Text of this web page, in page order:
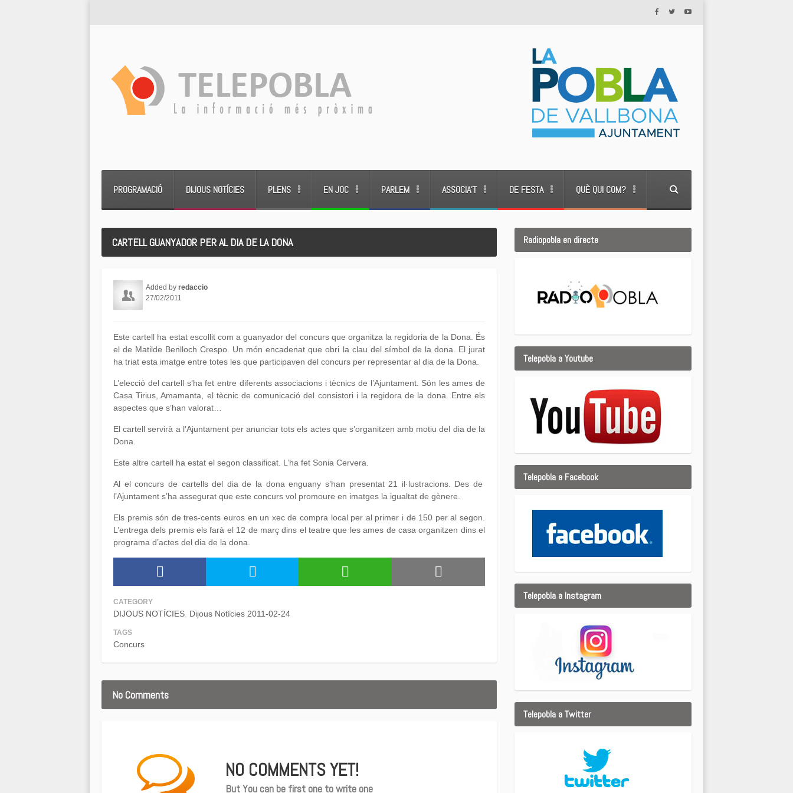
PROGRAMACIÓ DIJOUS NOTÍCIES PLENS EN JOC PARLEM ASSOCIA’T DE FESTA QUÈ QUI COM?
CARTELL GUANYADOR PER AL DIA DE LA DONA
Added by redaccio
27/02/2011
Este cartell ha estat escollit com a guanyador del concurs que organitza la regidoria de la Dona. És
el de Matilde Benlloch Crespo. Un món encadenat que obri la clau del símbol de la dona. El jurat
ha triat esta imatge entre totes les que participaven del concurs per representar al dia de la Dona.
L’elecció del cartell s’ha fet entre diferents associacions i tècnics de l’Ajuntament. Són les ames de
Casa Tirius, Amamanta, el tècnic de comunicació del consistori i la regidora de la dona. Entre els
aspectes que s’han valorat…
El cartell servirà a l’Ajuntament per anunciar tots els actes que s’organitzen amb motiu del dia de la
Dona.
Este altre cartell ha estat el segon classificat. L’ha fet Sonia Cervera.
Al el concurs de cartells del dia de la dona enguany s’han presentat 21 il·lustracions. Des de
l’Ajuntament s’ha assegurat que este concurs vol promoure en imatges la igualtat de gènere.
Els premis són de tres-cents euros en un xec de compra local per al primer i de 150 per al segon.
L’entrega dels premis els farà el 12 de març dins el teatre que les ames de casa organitzen dins el
programa d’actes del dia de la dona.
CATEGORY
DIJOUS NOTÍCIES Dijous Notícies 2011-02-24
TAGS
Concurs
No Comments
NO COMMENTS YET!
But You can be first one to write one
Radiopobla en directe
Telepobla a Youtube
Telepobla a Facebook
Telepobla a Instagram
Telepobla a Twitter